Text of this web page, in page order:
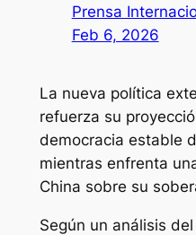
Prensa
Feb 6, 2026
La nueva política
refuerza su
democracia estable
mientras enfrenta
China sobre su
Según un análisis